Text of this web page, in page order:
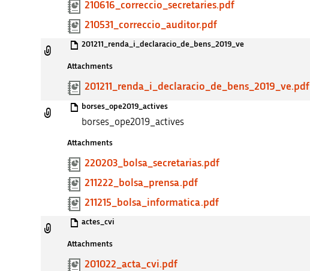
210616_correccio_secretaries.pdf
210531_correccio_auditor.pdf
201211_renda_i_declaracio_de_bens_2019_ve
Attachments
201211_renda_i_declaracio_de_bens_2019_ve.pdf
borses_ope2019_actives
borses_ope2019_actives
Attachments
220203_bolsa_secretarias.pdf
211222_bolsa_prensa.pdf
211215_bolsa_informatica.pdf
actes_cvi
Attachments
201022_acta_cvi.pdf